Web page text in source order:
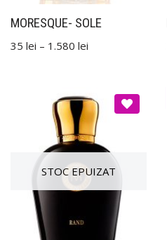
MORESQUE- SOLE
35 lei – 1.580 lei